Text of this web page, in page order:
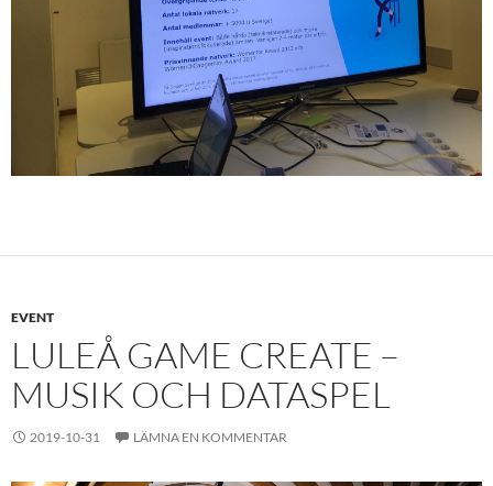
EVENT
LULEÅ GAME CREATE –
MUSIK OCH DATASPEL
2019-10-31 LÄMNA EN KOMMENTAR